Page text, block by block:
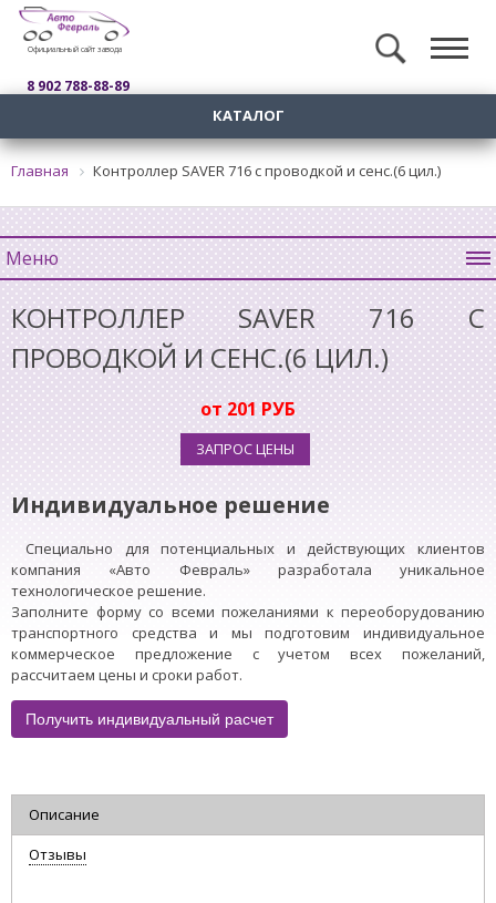
Официальный сайт завода
8 902 788-88-89
КАТАЛОГ
Главная Контроллер SAVER 716 с проводкой и сенс.(6 цил.)
Меню
КОНТРОЛЛЕР SAVER 716 С
ПРОВОДКОЙ И СЕНС.(6 ЦИЛ.)
от 201 РУБ
ЗАПРОС ЦЕНЫ
Индивидуальное решение
Специально для потенциальных и действующих клиентов
компания «Авто Февраль» разработала уникальное
технологическое решение.
Заполните форму со всеми пожеланиями к переоборудованию
транспортного средства и мы подготовим индивидуальное
коммерческое предложение с учетом всех пожеланий,
рассчитаем цены и сроки работ.
Получить индивидуальный расчет
Описание
Отзывы